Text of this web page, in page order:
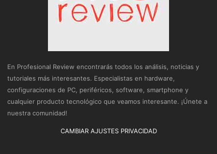
En Profesional Review encontrarás todos los análisis, noticias y
tutoriales más interesantes. Especialistas en hardware,
configuraciones de PC, periféricos, software, smartphone y
cualquier producto tecnológico que veamos interesante. ¡Únete a
nuestra comunidad!
CAMBIAR AJUSTES PRIVACIDAD